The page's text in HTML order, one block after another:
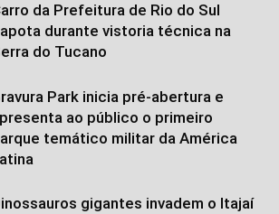
da Prefeitura de Rio do Sul
durante vistoria técnica na
do Tucano
Park inicia pré-abertura e
ao público o primeiro
temático militar da América
gigantes invadem o Itajaí